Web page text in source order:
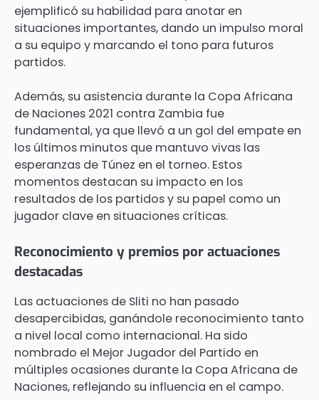
ejemplificó su habilidad para anotar en
situaciones importantes, dando un impulso moral
a su equipo y marcando el tono para futuros
partidos.
Además, su asistencia durante la Copa Africana
de Naciones 2021 contra Zambia fue
fundamental, ya que llevó a un gol del empate en
los últimos minutos que mantuvo vivas las
esperanzas de Túnez en el torneo. Estos
momentos destacan su impacto en los
resultados de los partidos y su papel como un
jugador clave en situaciones críticas.
Reconocimiento y premios por actuaciones
destacadas
Las actuaciones de Sliti no han pasado
desapercibidas, ganándole reconocimiento tanto
a nivel local como internacional. Ha sido
nombrado el Mejor Jugador del Partido en
múltiples ocasiones durante la Copa Africana de
Naciones, reflejando su influencia en el campo.